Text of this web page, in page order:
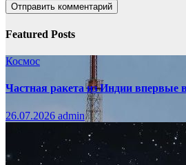
Featured Posts
Космос
Частная ракета из Индии впервые
26.07.2026 admin